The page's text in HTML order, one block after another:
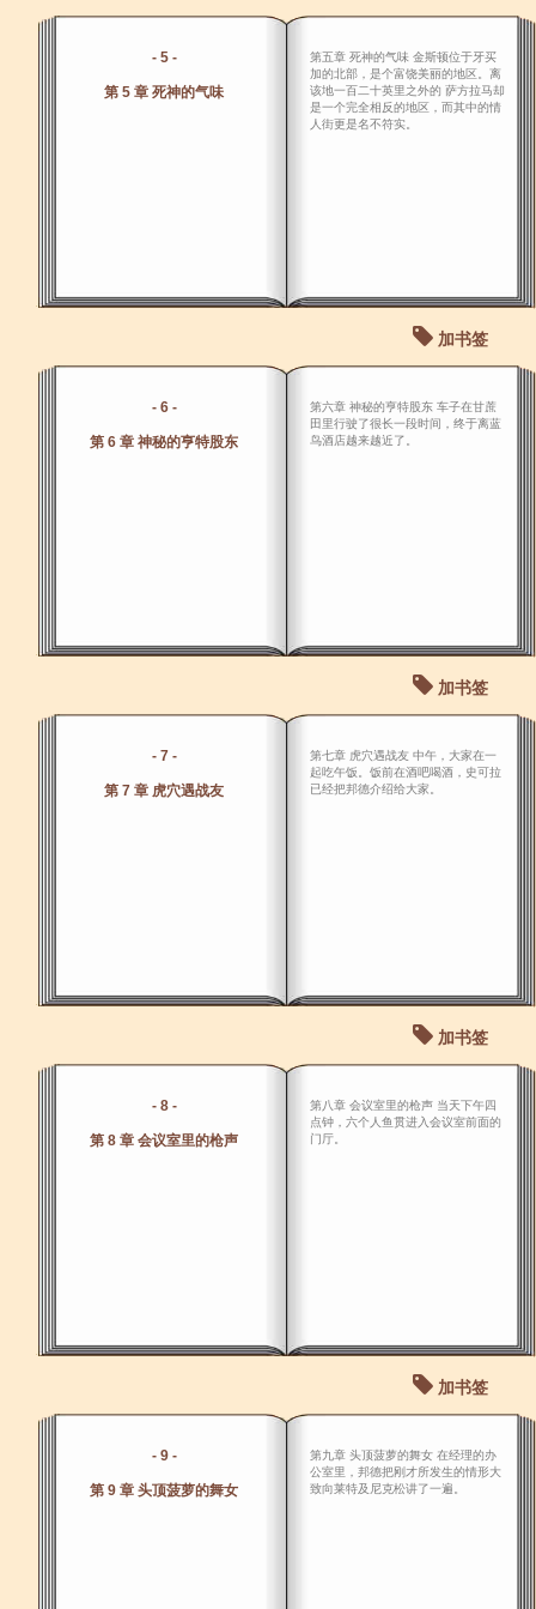
- 5 -
第 5 章 死神的气味
第五章 死神的气味 金斯顿位于牙买
加的北部，是个富饶美丽的地区。离
该地一百二十英里之外的 萨方拉马却
是一个完全相反的地区，而其中的情
人街更是名不符实。
加书签
- 6 -
第 6 章 神秘的亨特股东
第六章 神秘的亨特股东 车子在甘蔗
田里行驶了很长一段时间，终于离蓝
鸟酒店越来越近了。
加书签
- 7 -
第 7 章 虎穴遇战友
第七章 虎穴遇战友 中午，大家在一
起吃午饭。饭前在酒吧喝酒，史可拉
已经把邦德介绍给大家。
加书签
- 8 -
第 8 章 会议室里的枪声
第八章 会议室里的枪声 当天下午四
点钟，六个人鱼贯进入会议室前面的
门厅。
加书签
- 9 -
第 9 章 头顶菠萝的舞女
第九章 头顶菠萝的舞女 在经理的办
公室里，邦德把刚才所发生的情形大
致向莱特及尼克松讲了一遍。